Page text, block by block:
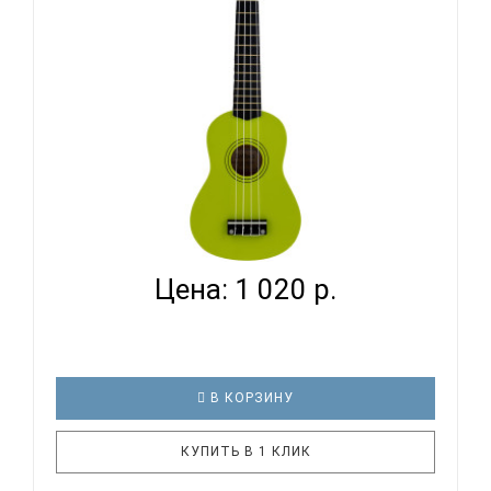
прямо у себя на даче – в..
DAVINCI VINS-10 MUSK - УКУЛЕЛЕ СОПРАНО...
Цена: 1 020 р.
В КОРЗИНУ
КУПИТЬ В 1 КЛИК